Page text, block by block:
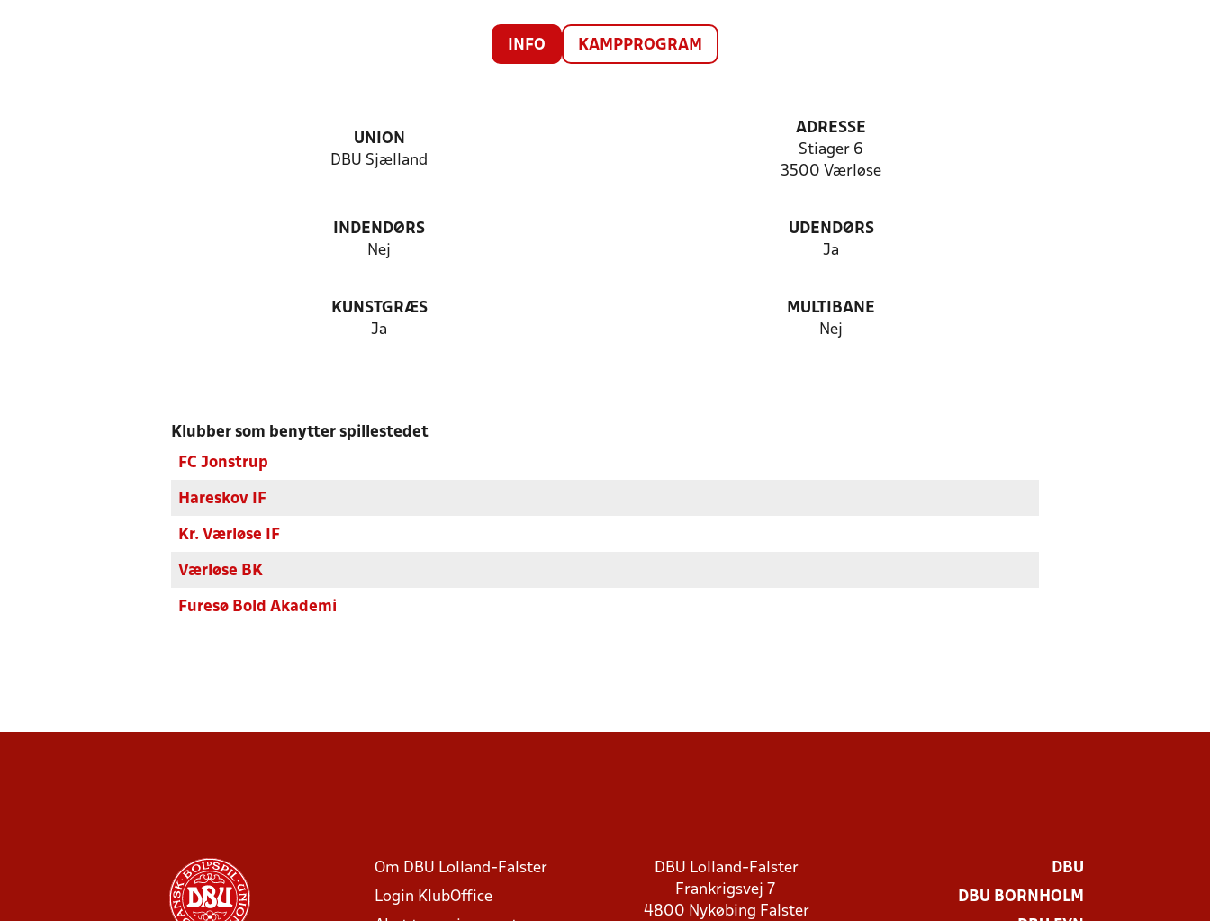
INFO KAMPPROGRAM
UNION
DBU Sjælland
ADRESSE
Stiager 6
3500 Værløse
INDENDØRS
Nej
UDENDØRS
Ja
KUNSTGRÆS
Ja
MULTIBANE
Nej
Klubber som benytter spillestedet
FC Jonstrup
Hareskov IF
Kr. Værløse IF
Værløse BK
Furesø Bold Akademi
Om DBU Lolland-Falster
Login KlubOffice
DBU Lolland-Falster
Frankrigsvej 7
4800 Nykøbing Falster
DBU
DBU BORNHOLM